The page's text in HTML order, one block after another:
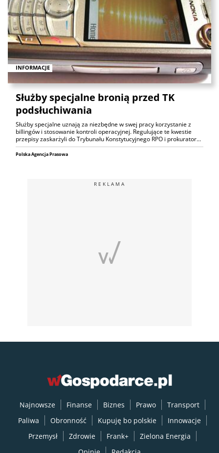
INFORMACJE
Służby specjalne bronią przed TK
podsłuchiwania
Służby specjalne uznają za niezbędne w swej pracy korzystanie z
billingów i stosowanie kontroli operacyjnej. Regulujące te kwestie
przepisy zaskarżyli do Trybunału Konstytucyjnego RPO i prokurator…
Polska Agencja Prasowa
REKLAMA
Najnowsze Finanse Biznes Prawo
Transport
Paliwa
Obronność Kupuję bo polskie
Innowacje
Przemysł
Zdrowie Frank+
Zielona Energia